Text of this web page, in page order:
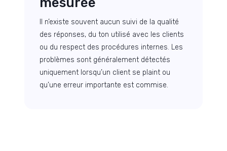
Il n’existe souvent aucun suivi de la qualité
des réponses, du ton utilisé avec les clients
ou du respect des procédures internes. Les
problèmes sont généralement détectés
uniquement lorsqu’un client se plaint ou
qu’une erreur importante est commise.